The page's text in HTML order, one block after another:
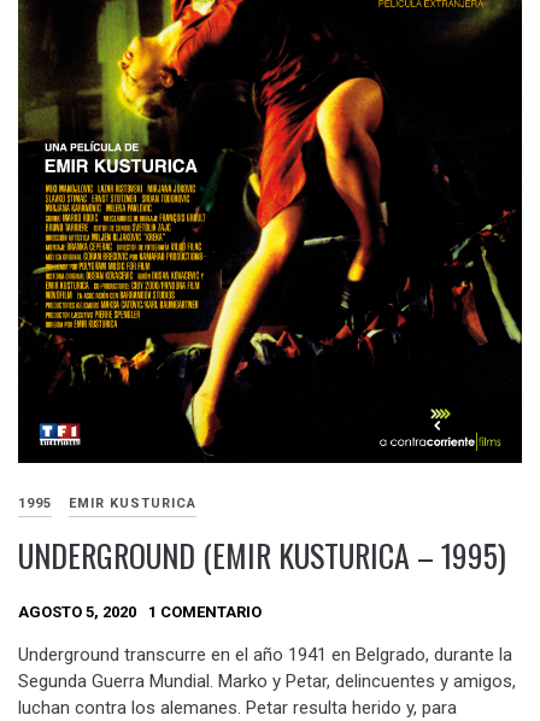
1995 EMIR KUSTURICA
UNDERGROUND (EMIR KUSTURICA – 1995)
AGOSTO 5, 2020 1 COMENTARIO
Underground transcurre en el año 1941 en Belgrado, durante la
Segunda Guerra Mundial. Marko y Petar, delincuentes y amigos,
luchan contra los alemanes. Petar resulta herido y, para